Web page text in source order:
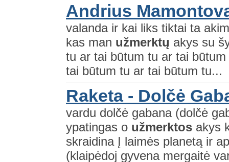
Andrius
valanda ir kai liks tiktai ta
kas man užmerktų akys su
tu ar tai būtum tu ar tai
tai būtum tu ar tai būtum tu...
Raketa - Dolčė
vardu dolčė gabana (dolčė
ypatingas o užmerktos akys
skraidina Į laimės planetą ir
(klaipėdoj gyvena mergaitė